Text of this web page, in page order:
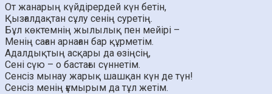
От жанарың күйдірердей күн бетін,
Қызғалдақтан сұлу сенің суретің.
Бұл көктемнің жылылық пен мейірі –
Менің саған арнаған бар құрметім.
Адалдықтың асқары да өзіңсің,
Сені сүю – о бастағы сүннетім.
Сенсіз мынау жарық шашқан күн де түн!
Сенсіз менің ғұмырым да тұл жетім.